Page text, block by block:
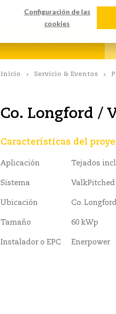
Configuración de las
cookies
Descargas Contact
Inicio Servicio & Eventos
Co. Longford /
Características del
Aplicación Tejados
Sistema
Ubicación Co.
Tamaño 60 kWp
Instalador o EPC Enerpower